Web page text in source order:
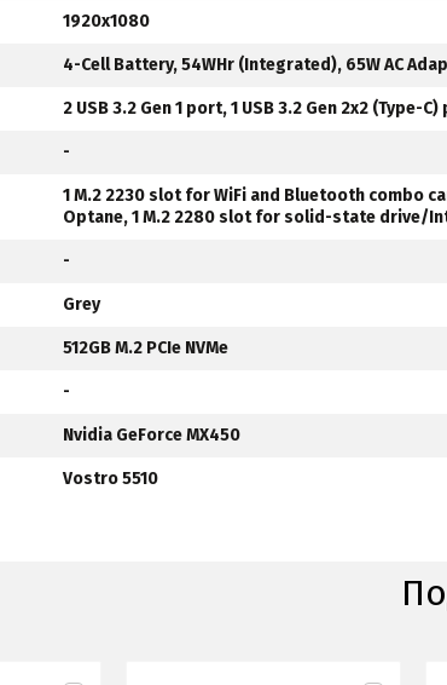
1920x1080
4-Cell Battery, 54WHr (Integrated), 65W AC
2 USB 3.2 Gen 1 port, 1 USB 3.2 Gen 2x2
-
1 M.2 2230 slot for WiFi and Bluetooth combo
Optane, 1 M.2 2280 slot for solid-state drive/
-
Grey
512GB M.2 PCIe NVMe
-
Nvidia GeForce MX450
Vostro 5510